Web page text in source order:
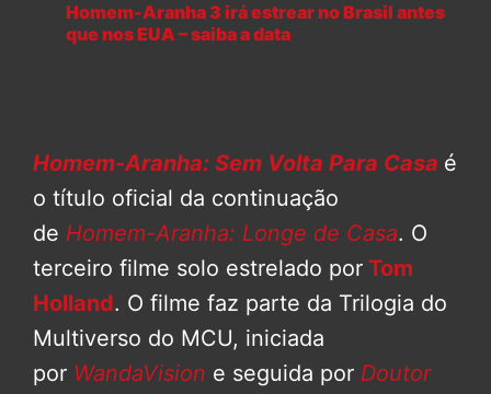
Homem-Aranha 3 irá estrear no Brasil antes
que nos EUA – saiba a data
Homem-Aranha: Sem Volta Para Casa é
o título oficial da continuação
de Homem-Aranha: Longe de Casa. O
terceiro filme solo estrelado por Tom
Holland. O filme faz parte da Trilogia do
Multiverso do MCU, iniciada
por WandaVision e seguida por Doutor